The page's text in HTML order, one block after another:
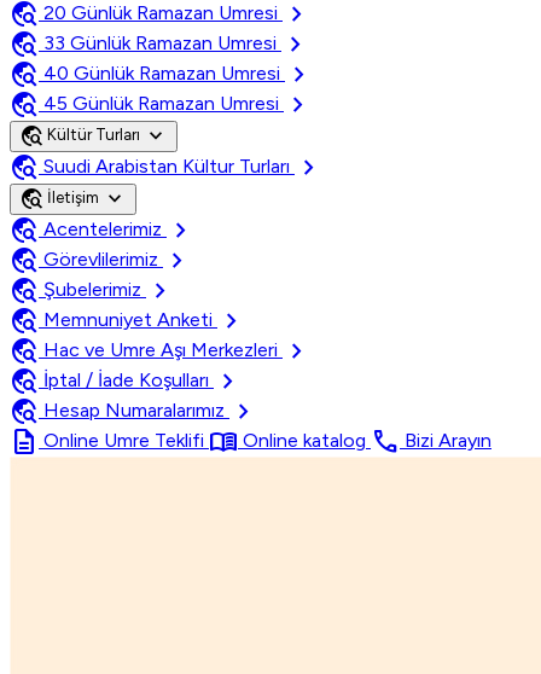
travel_explore 20 Günlük Ramazan Umresi
chevron_right
travel_explore 33 Günlük Ramazan Umresi
chevron_right
travel_explore 40 Günlük Ramazan Umresi
chevron_right
travel_explore 45 Günlük Ramazan Umresi chevron_right
travel_explore Kültür Turları expand_more
travel_explore Suudi Arabistan Kültur Turları chevron_right
travel_explore İletişim expand_more
travel_explore Acentelerimiz
chevron_right
travel_explore Görevlilerimiz
chevron_right
travel_explore Şubelerimiz
chevron_right
travel_explore Memnuniyet Anketi
chevron_right
travel_explore Hac ve Umre Aşı Merkezleri
chevron_right
travel_explore İptal / İade Koşulları
chevron_right
travel_explore Hesap Numaralarımız
chevron_right
description Online Umre Teklifi menu_book Online katalog call Bizi Arayın